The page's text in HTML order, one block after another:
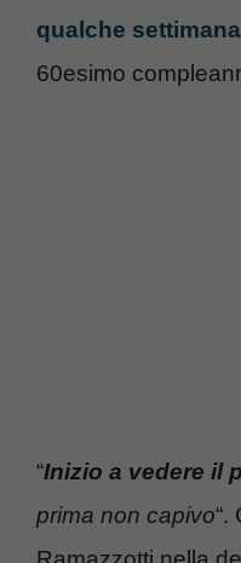
qualche
60esimo
“Inizio a vedere il
prima non capivo“.